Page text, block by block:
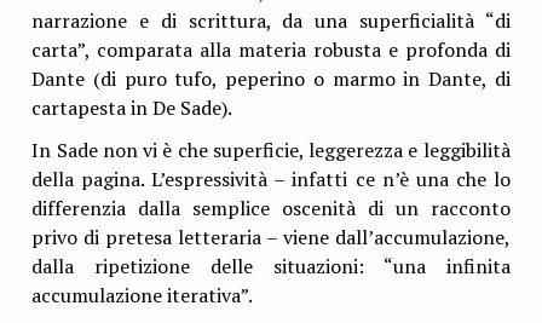
narrazione e di scrittura, da una superficialità “di
carta”, comparata alla materia robusta e profonda di
Dante (di puro tufo, peperino o marmo in Dante, di
cartapesta in De Sade).
In Sade non vi è che superficie, leggerezza e leggibilità
della pagina. L’espressività – infatti ce n’è una che lo
differenzia dalla semplice oscenità di un racconto
privo di pretesa letteraria – viene dall’accumulazione,
dalla ripetizione delle situazioni: “una infinita
accumulazione iterativa”.